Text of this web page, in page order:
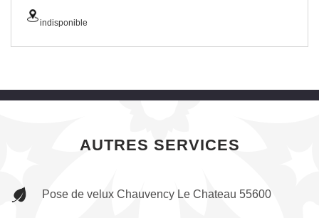
indisponible
AUTRES SERVICES
Pose de velux Chauvency Le Chateau 55600